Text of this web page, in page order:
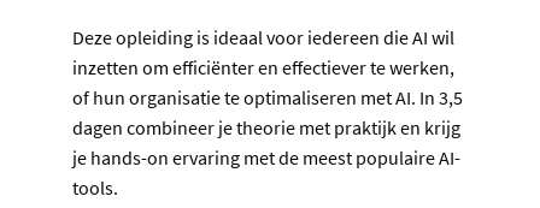
Deze opleiding is ideaal voor iedereen die AI wil
inzetten om efficiënter en effectiever te werken,
of hun organisatie te optimaliseren met AI. In 3,5
dagen combineer je theorie met praktijk en krijg
je hands-on ervaring met de meest populaire AI-
tools.